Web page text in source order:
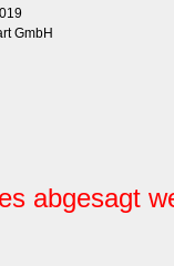
GmbH
abgesagt